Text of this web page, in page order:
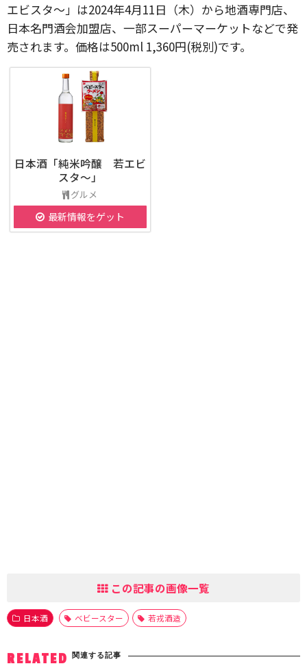
エビスタ～」は2024年4月11日（木）から地酒専門店、
日本名門酒会加盟店、一部スーパーマーケットなどで発
売されます。価格は500ml 1,360円(税別)です。
日本酒「純米吟醸 若エビ
スタ～」
グルメ
最新情報をゲット
この記事の画像一覧
日本酒 ベビースター 若戎酒造
RELATED 関連する記事